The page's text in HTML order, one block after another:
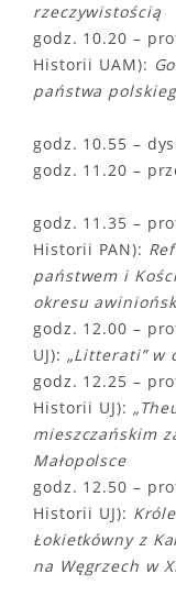
rzeczywistością
godz. 10.20 –
Historii UAM):
państwa
godz. 10.55 –
godz. 11.20 –
godz. 11.35 –
Historii PAN):
państwem i
okresu
godz. 12.00 –
UJ): „Litterati” w
godz. 12.25 –
Historii UJ):
mieszczańskim
Małopolsce
godz. 12.50 –
Historii UJ):
Łokietkówny z
na Węgrzech w